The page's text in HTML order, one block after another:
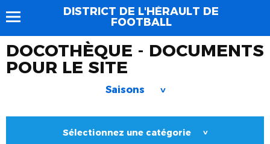
DISTRICT DE L'HÉRAULT DE
FOOTBALL
DOCOTHÈQUE - DOCUMENTS
POUR LE SITE
Saisons >
Sélectionnez une catégorie >